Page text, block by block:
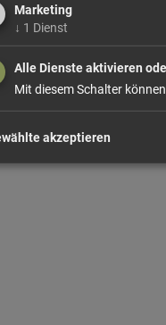
Marketing
↓ 1 Dienst
Alle Dienste aktivieren
Mit diesem Schalter
akzeptieren